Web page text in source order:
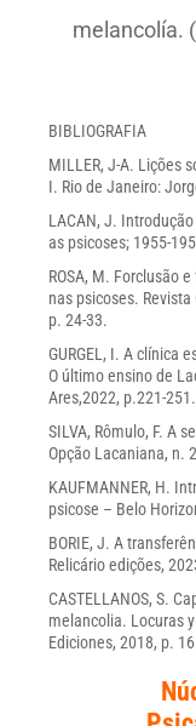
melancolía.
BIBLIOGRAFIA
MILLER, J-A. Lições
I. Rio de Janeiro:
LACAN, J.
as psicoses; 1955-
ROSA, M. Forclusão
nas psicoses.
p. 24-33.
GURGEL, I. A clínica
O último ensino de
Ares,2022, p.221-251.
SILVA, Rômulo, F. A
Opção Lacaniana, n.
KAUFMANNER, H.
psicose – Belo
BORIE, J. A
Relicário edições,
CASTELLANOS, S.
melancolia. Locuras
Ediciones, 2018, p.